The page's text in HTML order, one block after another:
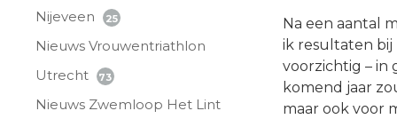
Nijeveen
25
Nieuws Vrouwentriathlon
Utrecht
73
Nieuws Zwemloop Het Lint
Na een aantal
ik resultaten
voorzichtig – in
komend jaar
maar ook voor